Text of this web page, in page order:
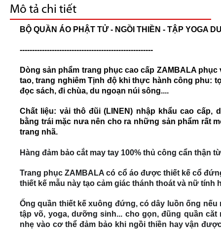
Mô tả chi tiết
BỘ QUẦN ÁO PHẬT TỬ - NGỒI THIỀN - TẬP YOGA
------------------------------------------------------
Dòng sản phẩm trang phục cao cấp ZAMBALA
tao, trang nghiêm Tịnh độ khi thực hành công phu:
đọc sách, đi chùa, du ngoạn núi sông....
Chất liệu: vải thô đũi (LINEN) nhập khẩu cao cấp,
bằng trái mặc nưa nên cho ra những sản phẩm rất
trang nhã.
Hàng đảm bảo cắt may tay 100% thủ công cẩn thận
Trang phục ZAMBALA có cổ áo được thiết kế cổ
thiết kế mẫu này tạo cảm giác thánh thoát và nữ tính
Ống quần thiết kế xuông đứng, có dây luồn ống
tập võ, yoga, dưỡng sinh... cho gọn, đũng quần
nhẹ vào cơ thể đảm bảo khi ngồi thiền hay vận